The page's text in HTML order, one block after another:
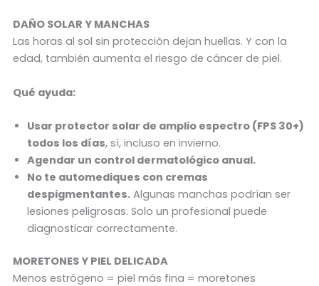
DAÑO SOLAR Y MANCHAS
Las horas al sol sin protección dejan huellas. Y con la
edad, también aumenta el riesgo de cáncer de piel.
Qué ayuda:
Usar protector solar de amplio espectro (FPS 30+)
todos los días, sí, incluso en invierno.
Agendar un control dermatológico anual.
No te automediques con cremas
despigmentantes.Algunas manchas podrían ser
lesiones peligrosas. Solo un profesional puede
diagnosticar correctamente.
MORETONES Y PIEL DELICADA
Menos estrógeno = piel más fina = moretones